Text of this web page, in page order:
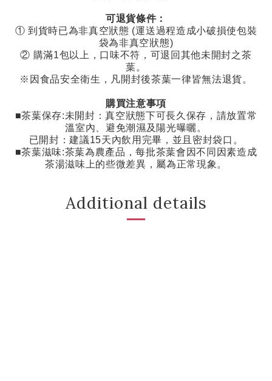
可退貨條件：
① 到貨時已為非真空狀態 (運送過程造成小破損使包裝
袋為非真空狀態)
② 購滿1包以上，口味不符，可退回其他未開封之茶
葉。
※因食品安全衛生，凡開封後茶葉一律皆無法退貨。
購買注意事項
■茶葉保存:未開封：真空狀態下可長久保存，請放置常
溫室內、避免潮濕及陽光曝曬。
已開封：建議15天內飲用完畢，並且密封袋口。
■茶葉滋味:茶葉為農產品，每批茶葉會因不同因素造成
茶湯滋味上的些微差異，屬為正常現象。
Additional details